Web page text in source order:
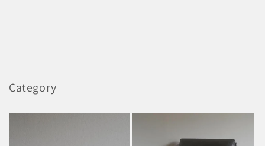
Category